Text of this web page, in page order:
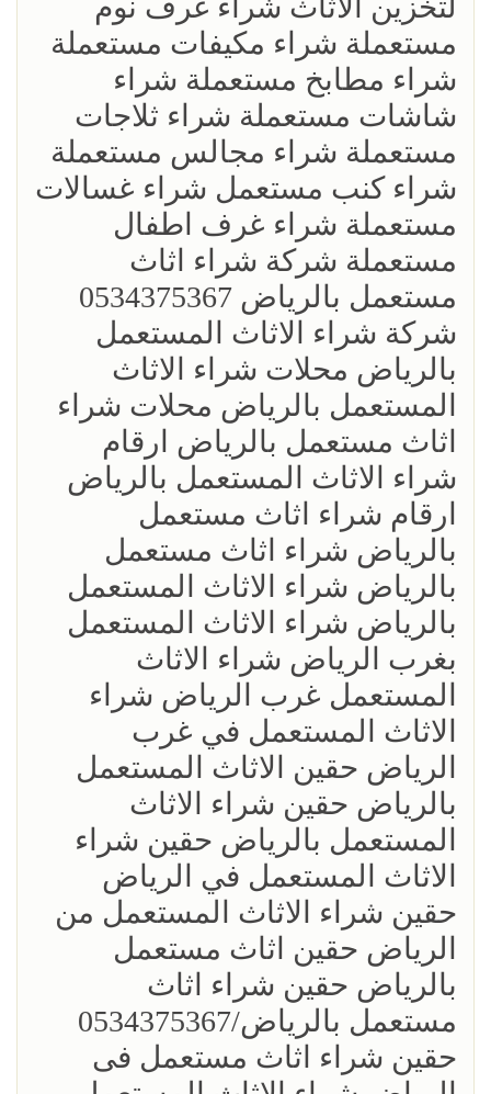
لتخزين الاثاث شراء غرف نوم
مستعملة شراء مكيفات مستعملة
شراء مطابخ مستعملة شراء
شاشات مستعملة شراء ثلاجات
مستعملة شراء مجالس مستعملة
شراء كنب مستعمل شراء غسالات
مستعملة شراء غرف اطفال
مستعملة شركة شراء اثاث
مستعمل بالرياض 0534375367
شركة شراء الاثاث المستعمل
بالرياض محلات شراء الاثاث
المستعمل بالرياض محلات شراء
اثاث مستعمل بالرياض ارقام
شراء الاثاث المستعمل بالرياض
ارقام شراء اثاث مستعمل
بالرياض شراء اثاث مستعمل
بالرياض شراء الاثاث المستعمل
بالرياض شراء الاثاث المستعمل
بغرب الرياض شراء الاثاث
المستعمل غرب الرياض شراء
الاثاث المستعمل في غرب
الرياض حقين الاثاث المستعمل
بالرياض حقين شراء الاثاث
المستعمل بالرياض حقين شراء
الاثاث المستعمل في الرياض
حقين شراء الاثاث المستعمل من
الرياض حقين اثاث مستعمل
بالرياض حقين شراء اثاث
مستعمل بالرياض/0534375367
حقين شراء اثاث مستعمل فى